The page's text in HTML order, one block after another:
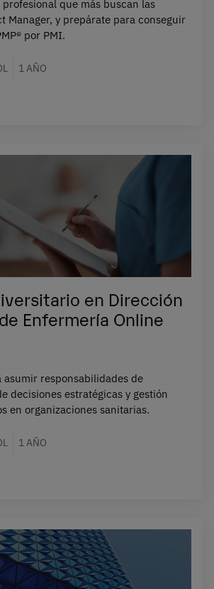
profesional que más buscan las
Manager, y prepárate para conseguir
por PMI.
1 AÑO
en Dirección
Enfermería Online
asumir responsabilidades de
decisiones estratégicas y gestión
en organizaciones sanitarias.
1 AÑO